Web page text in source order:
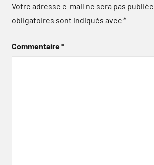
Votre adresse e-mail ne sera pas publiée.
obligatoires sont indiqués avec*
Commentaire*